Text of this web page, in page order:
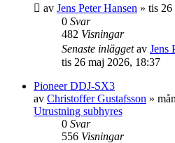
av Jens Peter Hansen » tis 26
0 Svar
482 Visningar
Senaste inläggetav Jens
tis 26 maj 2026, 18:37
Pioneer DDJ-SX3
av Christoffer Gustafsson »
Utrustning subhyres
0 Svar
556 Visningar